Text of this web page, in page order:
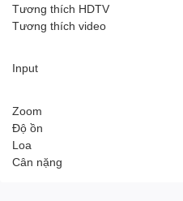
Tương thích HDTV
Tương thích video
Input
Zoom
Độ ồn
Loa
Cân nặng